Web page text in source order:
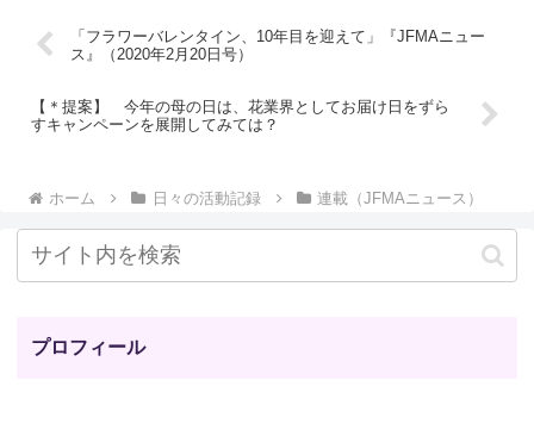
「フラワーバレンタイン、10年目を迎えて」『JFMAニュー
ス』（2020年2月20日号）
【＊提案】 今年の母の日は、花業界としてお届け日をずら
すキャンペーンを展開してみては？
ホーム 日々の活動記録 連載（JFMAニュース）
プロフィール